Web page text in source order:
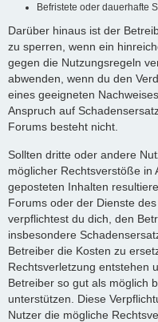
Befristete oder dauerhafte
Darüber hinaus ist der
zu sperren, wenn ein
gegen die Nutzungsregeln
abwenden, wenn du den
eines geeigneten
Anspruch auf
Forums besteht nicht.
Sollten dritte oder andere
möglicher Rechtsverstöße in
geposteten Inhalten
Forums oder der Dienste
verpflichtest du dich, den
insbesondere
Betreiber die Kosten zu
Rechtsverletzung entstehen
Betreiber so gut als möglich
unterstützen. Diese
Nutzer die mögliche